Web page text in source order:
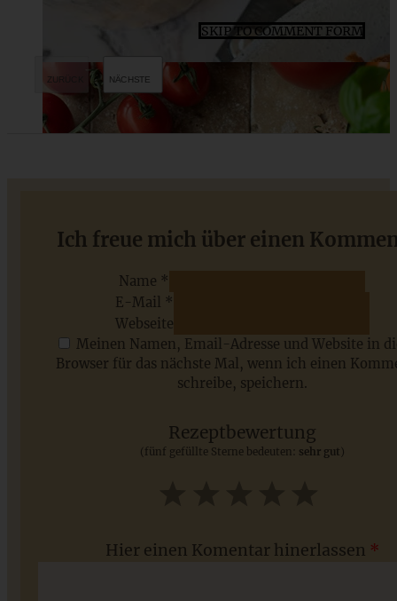
Pflaumen-Zimt-Schnecken mit Walnüssen
Saisonale Rezepte im Juli - meine 7 sommerlichen
SKIP TO COMMENT FORM
Ich freue mich über einen
Name *
E-Mail *
Webseite
Meinen Namen, Email-Adresse und Website in
Browser für das nächste Mal, wenn ich einen
schreibe, speichern.
Rezeptbewertung
(fünf gefüllte Sterne bedeuten: sehr gut )
Hier einen Komentar hinerlassen *